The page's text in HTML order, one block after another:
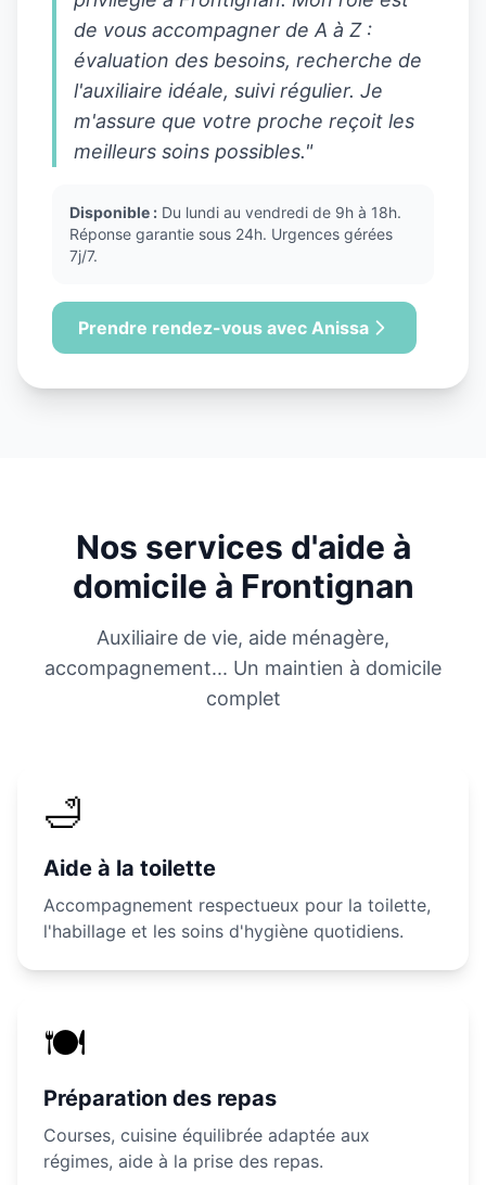
de vous accompagner de A à Z :
évaluation des besoins, recherche de
l'auxiliaire idéale, suivi régulier. Je
m'assure que votre proche reçoit les
meilleurs soins possibles."
Disponible : Du lundi au vendredi de 9h à 18h.
Réponse garantie sous 24h. Urgences gérées
7j/7.
Prendre rendez-vous avec Anissa
Nos services d'aide à
domicile à Frontignan
Auxiliaire de vie, aide ménagère,
accompagnement... Un maintien à domicile
complet
🛁
Aide à la toilette
Accompagnement respectueux pour la toilette,
l'habillage et les soins d'hygiène quotidiens.
🍽️
Préparation des repas
Courses, cuisine équilibrée adaptée aux
régimes, aide à la prise des repas.